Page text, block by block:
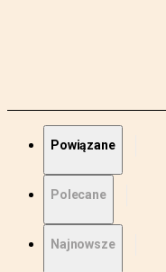
Powiązane
Polecane
Najnowsze